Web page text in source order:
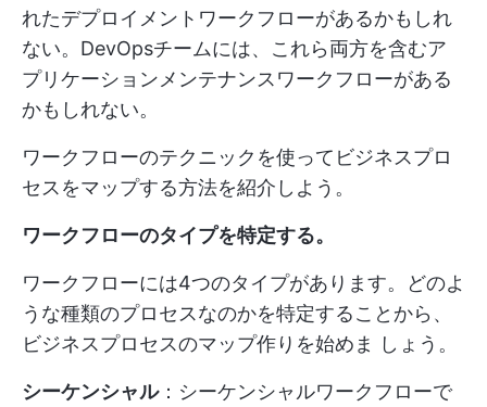
れたデプロイメントワークフローがあるかもしれ
ない。DevOpsチームには、これら両方を含むア
プリケーションメンテナンスワークフローがある
かもしれない。
ワークフローのテクニックを使ってビジネスプロ
セスをマップする方法を紹介しよう。
ワークフローのタイプを特定する。
ワークフローには4つのタイプがあります。どのよ
うな種類のプロセスなのかを特定することから、
ビジネスプロセスのマップ作りを始めま しょう。
シーケンシャル：シーケンシャルワークフローで